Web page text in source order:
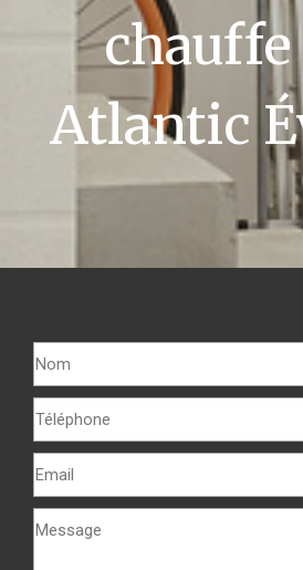
chauffe
Atlantic